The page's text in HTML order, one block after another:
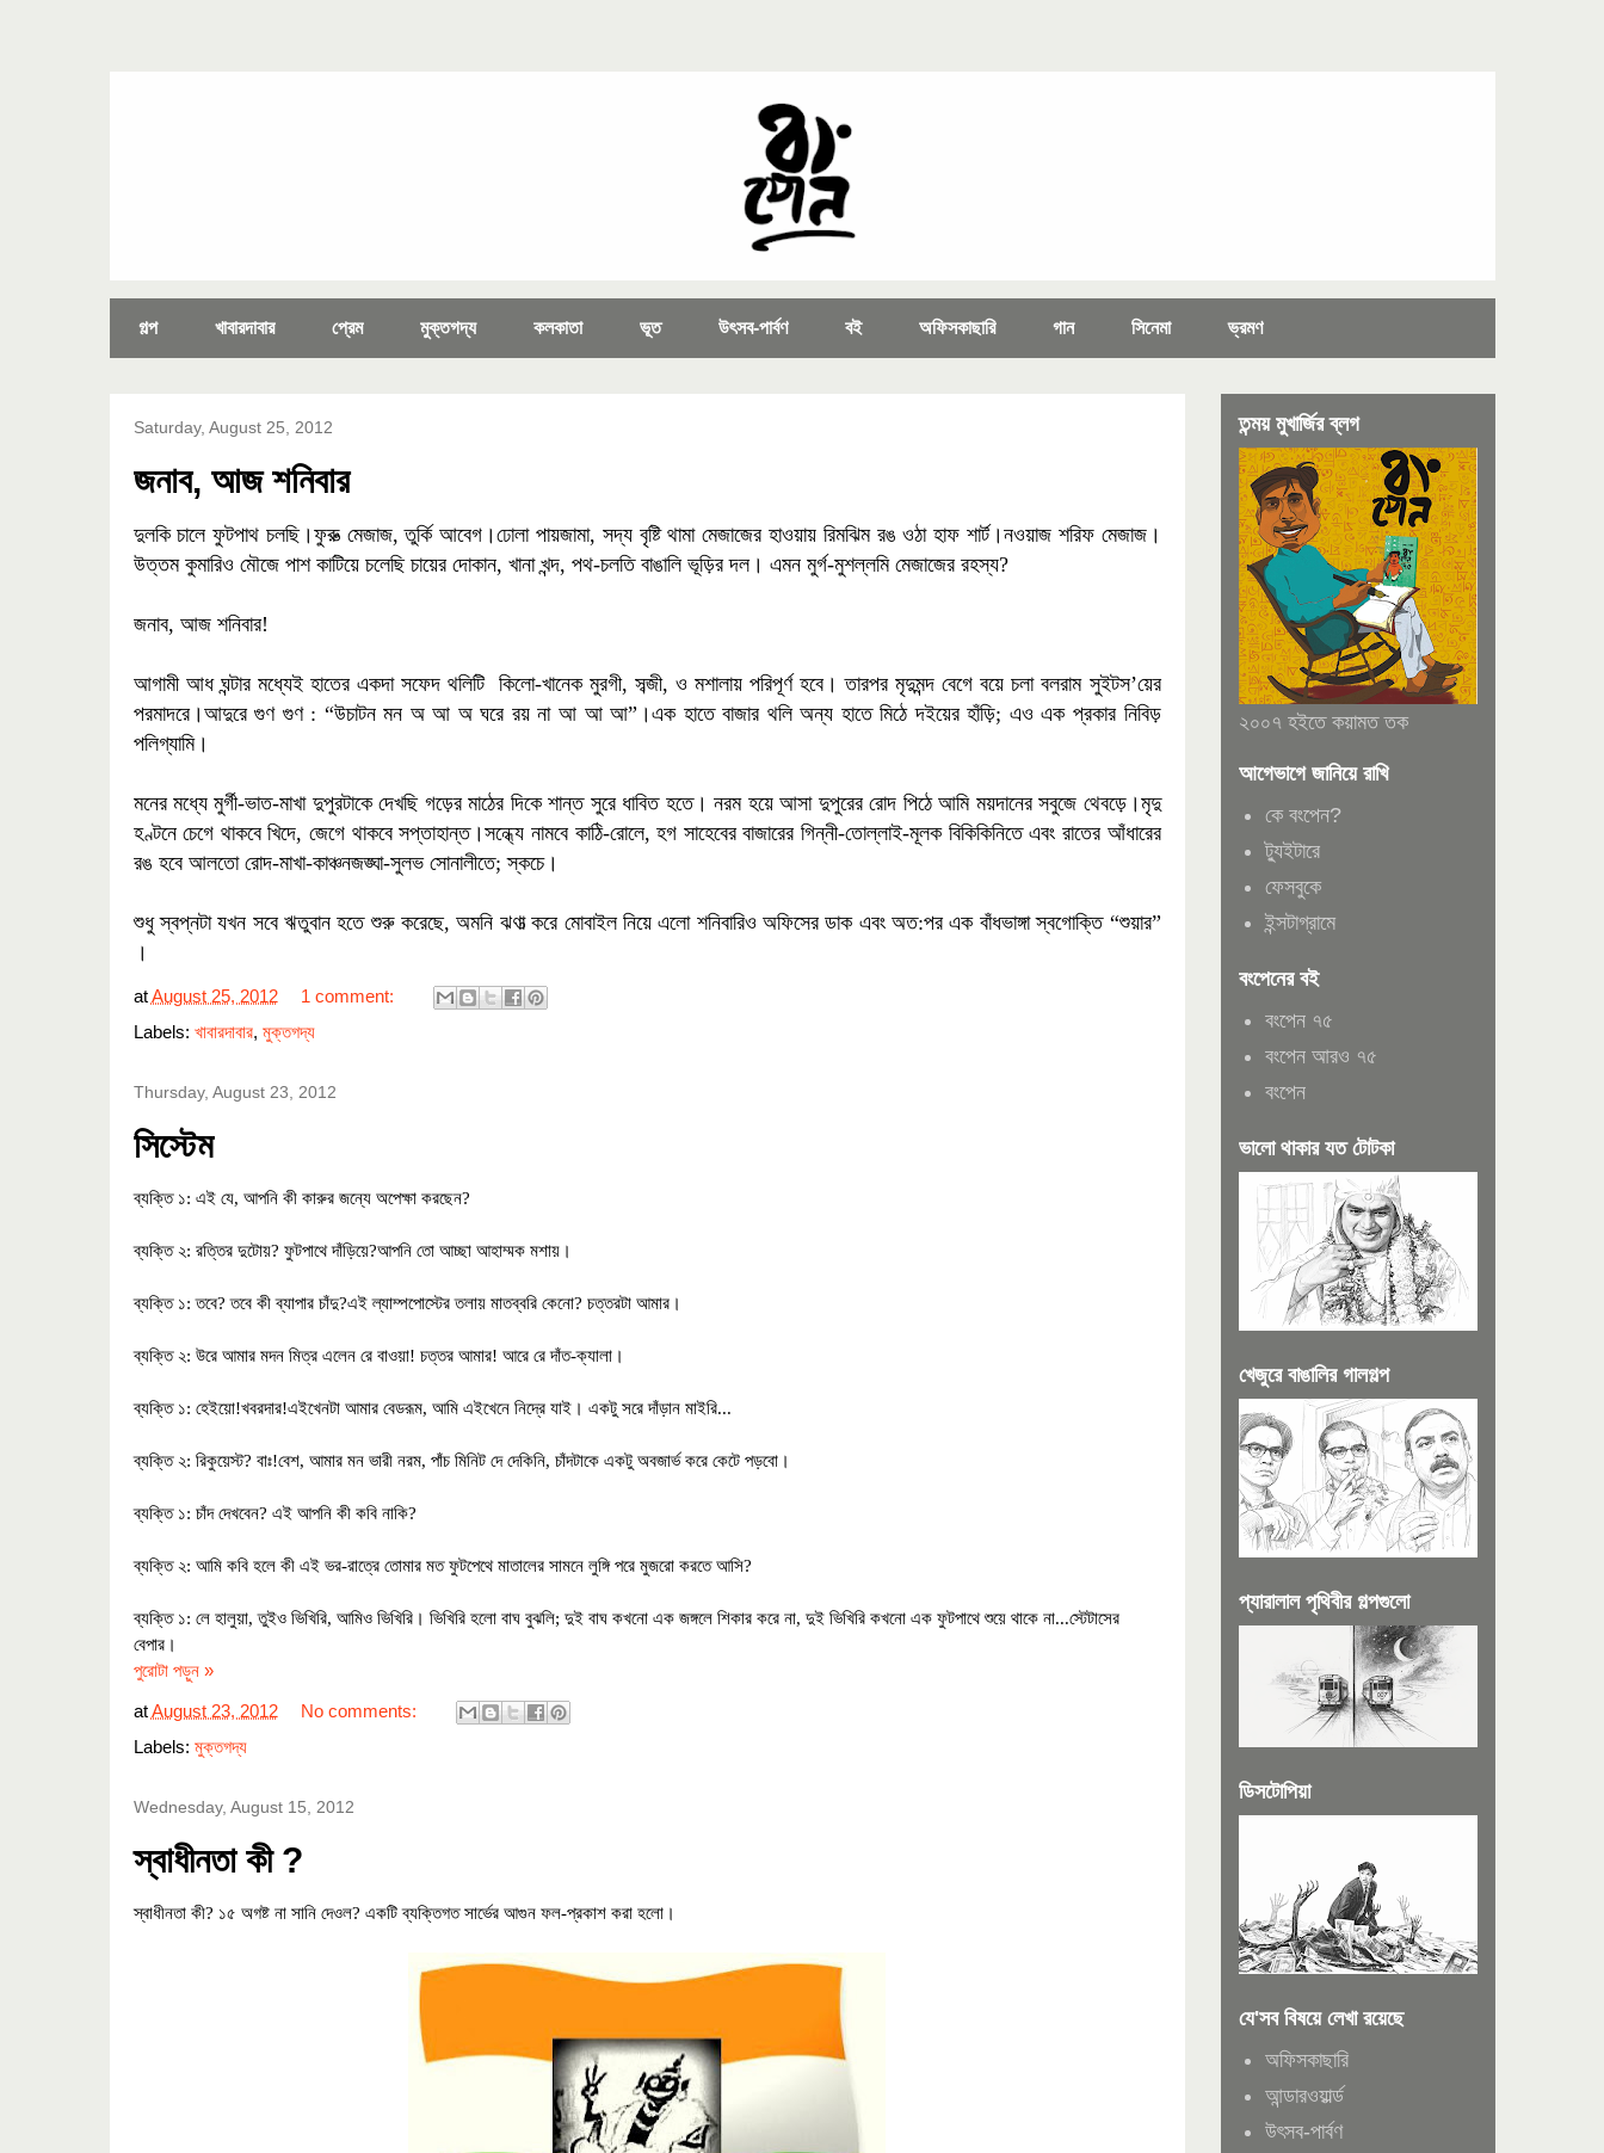
গল্প খাবারদাবার প্রেম মুক্তগদ্য কলকাতা ভূত উৎসব-পার্বণ বই অফিসকাছারি গান সিনেমা ভ্রমণ
Saturday, August 25, 2012
জনাব, আজ শনিবার
দুলকি চালে ফুটপাথ চলছি। ফুরুত্‍ মেজাজ, তুর্কি আবেগ ।ঢোলা পায়জামা, সদ্য বৃষ্টি থামা মেজাজের হাওয়ায় রিমঝিম রঙ ওঠা হাফ শার্ট। নওয়াজ শরিফ মেজাজ।
উত্তম কুমারিও মৌজে পাশ কাটিয়ে চলেছি চায়ের দোকান, খানা খন্দ, পথ-চলতি বাঙালি ভূড়ির দল। এমন মুর্গ-মুশল্লমি মেজাজের রহস্য?
জনাব, আজ শনিবার!
আগামী আধ ঘন্টার মধ্যেই হাতের একদা সফেদ থলিটি কিলো-খানেক মুরগী, সব্জী, ও মশালায় পরিপূর্ণ হবে।তারপর মৃদুমন্দ বেগে বয়ে চলা বলরাম সুইটস’য়ের
পরমাদরে।আদুরেগুণ গুণ : “উচাটন মন অ আ অ ঘরে রয় না আ আ আ” ।এক হাতে বাজার থলি অন্য হাতে মিঠে দইয়ের হাঁড়ি; এও এক প্রকার নিবিড়
পলিগ্যামি।
মনের মধ্যে মুর্গী-ভাত-মাখা দুপুরটাকে দেখছি গড়ের মাঠের দিকে শান্ত সুরে ধাবিত হতে।নরম হয়ে আসা দুপুরের রোদ পিঠে আমি ময়দানের সবুজে থেবড়ে। মৃদু
হণ্টনে চেগে থাকবে খিদে, জেগে থাকবে সপ্তাহান্ত।সন্ধ্যে নামবে কাঠি-রোলে, হগ সাহেবের বাজারের গিন্নী-তোল্লাই-মূলক বিকিকিনিতে এবং রাতের আঁধারের
রঙ হবে আলতো রোদ-মাখা-কাঞ্চনজঙ্ঘা-সুলভ সোনালীতে; স্কচে।
শুধু স্বপ্নটা যখন সবে ঋতুবান হতে শুরু করেছে, অমনি ঝণাত্‍ করে মোবাইল নিয়ে এলো শনিবারিও অফিসের ডাক এবং অত:পর এক বাঁধভাঙ্গা স্বগোক্তি “শুয়ার”
।
atAugust 25, 2012
1 comment:
Labels: খাবারদাবার, মুক্তগদ্য
Thursday, August 23, 2012
সিস্টেম
ব্যক্তি ১: এই যে, আপনি কী কারুর জন্যে অপেক্ষা করছেন?
ব্যক্তি ২: রত্তির দুটোয়? ফুটপাথে দাঁড়িয়ে?আপনি তো আচ্ছা আহাম্মক মশায়।
ব্যক্তি ১: তবে? তবে কী ব্যাপার চাঁদু?এই ল্যাম্পপোস্টের তলায় মাতব্বরি কেনো? চত্তরটা আমার।
ব্যক্তি ২: উরে আমার মদন মিত্র এলেন রে বাওয়া! চত্তর আমার! আরে রে দাঁত-ক্যালা।
ব্যক্তি ১: হেইয়ো!খবরদার!এইখেনটা আমার বেডরূম, আমি এইখেনে নিদ্রে যাই। একটু সরে দাঁড়ান মাইরি...
ব্যক্তি ২: রিকুয়েস্ট? বাঃ!বেশ, আমার মন ভারী নরম, পাঁচ মিনিট দে দেকিনি, চাঁদটাকে একটু অবজার্ভ করে কেটে পড়বো।
ব্যক্তি ১: চাঁদ দেখবেন? এই আপনি কী কবি নাকি?
ব্যক্তি ২: আমি কবি হলে কী এই ভর-রাত্রে তোমার মত ফুটপেথে মাতালের সামনে লুঙ্গি পরে মুজরো করতে আসি?
ব্যক্তি ১: লে হালুয়া, তুইও ভিখিরি, আমিও ভিখিরি। ভিখিরি হলো বাঘ বুঝলি; দুই বাঘ কখনো এক জঙ্গলে শিকার করে না, দুই ভিখিরি কখনো এক ফুটপাথে শুয়ে থাকে না...স্টেটাসের
বেপার।
পুরোটা পড়ুন »
atAugust 23, 2012
No comments:
Labels: মুক্তগদ্য
Wednesday, August 15, 2012
স্বাধীনতা কী ?
স্বাধীনতা কী? ১৫ অগষ্ট না সানি দেওল? একটি ব্যক্তিগত সার্ভের আগুন ফল-প্রকাশ করা হলো।
তন্ময় মুখার্জির ব্লগ
২০০৭ হইতে কয়ামত তক
আগেভাগে জানিয়ে রাখি
কে বংপেন?
ট্যুইটারে
ফেসবুকে
ইন্সটাগ্রামে
বংপেনের বই
বংপেন ৭৫
বংপেন আরও ৭৫
বংপেন
ভালো থাকার যত টোটকা
খেজুরে বাঙালির গালগল্প
প্যারালাল পৃথিবীর গল্পগুলো
ডিসটোপিয়া
যে'সব বিষয়ে লেখা রয়েছে
অফিসকাছারি
আন্ডারওয়ার্ল্ড
উৎসব-পার্বণ